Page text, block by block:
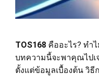
TOS168 คืออะไร? ทำ
บทความนี้จะพาคุณไปเ
ตั้งแต่ข้อมูลเบื้องต้น วิธี